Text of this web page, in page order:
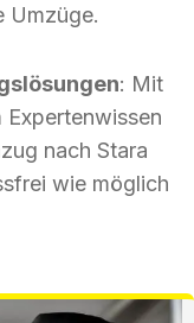
Umzüge.
: Mit
Expertenwissen
nach Stara
wie möglich